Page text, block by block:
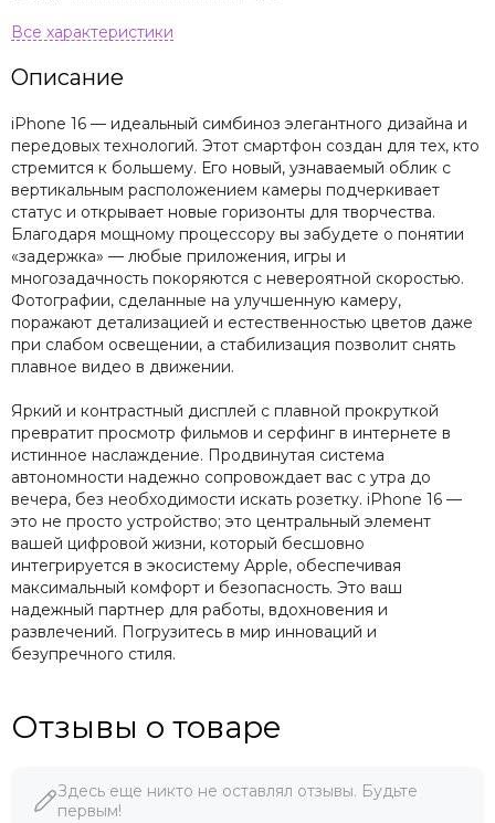
Описание
iPhone 16 — идеальный симбиноз элегантного дизайна и
передовых технологий. Этот смартфон создан для тех, кто
стремится к большему. Его новый, узнаваемый облик с
вертикальным расположением камеры подчеркивает
статус и открывает новые горизонты для творчества.
Благодаря мощному процессору вы забудете о понятии
«задержка» — любые приложения, игры и
многозадачность покоряются с невероятной скоростью.
Фотографии, сделанные на улучшенную камеру,
поражают детализацией и естественностью цветов даже
при слабом освещении, а стабилизация позволит снять
плавное видео в движении.
Яркий и контрастный дисплей с плавной прокруткой
превратит просмотр фильмов и серфинг в интернете в
истинное наслаждение. Продвинутая система
автономности надежно сопровождает вас с утра до
вечера, без необходимости искать розетку. iPhone 16 —
это не просто устройство; это центральный элемент
вашей цифровой жизни, который бесшовно
интегрируется в экосистему Apple, обеспечивая
максимальный комфорт и безопасность. Это ваш
надежный партнер для работы, вдохновения и
развлечений. Погрузитесь в мир инноваций и
безупречного стиля.
Отзывы о товаре
Здесь еще никто не оставлял отзывы. Будьте
первым!